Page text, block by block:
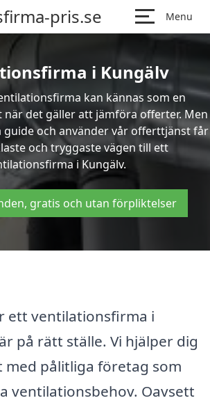
pris.se Menu
i Kungälv
kan kännas som en
när det gäller att jämföra offerter. Men
guide och använder vår offerttjänst får
och tryggaste vägen till ett
i Kungälv.
gratis och utan förpliktelser
ett ventilationsfirma i
på rätt ställe. Vi hjälper dig
pålitliga företag som
ventilationsbehov. Oavsett